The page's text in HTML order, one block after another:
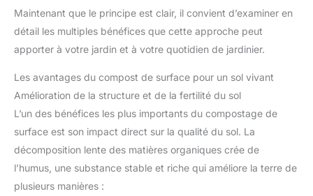
Maintenant que le principe est clair, il convient d’examiner en
détail les multiples bénéfices que cette approche peut
apporter à votre jardin et à votre quotidien de jardinier.
Les avantages du compost de surface pour un sol vivant
Amélioration de la structure et de la fertilité du sol
L’un des bénéfices les plus importants du compostage de
surface est son impact direct sur la qualité du sol. La
décomposition lente des matières organiques crée de
l’humus, une substance stable et riche qui améliore la terre de
plusieurs manières :